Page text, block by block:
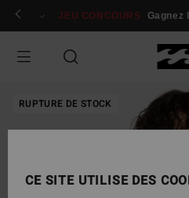
Passer
Se connecter / s'inscrire
JEU CONCOURS Gagnez
RUPTURE DE STOCK
CE SITE UTILISE DES